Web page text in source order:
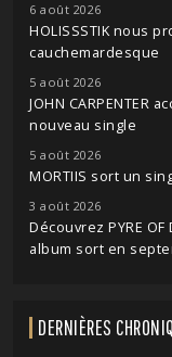
6 août 2026
HOLISSSTIK nous
cauchemardesque
5 août 2026
JOHN CARPENTER
nouveau single
5 août 2026
MORTIIS sort un
3 août 2026
Découvrez PYRE
album sort en
DERNIÈRES